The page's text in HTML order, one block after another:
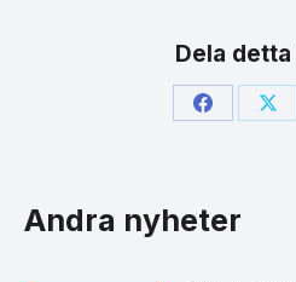
Dela
Share
Andra nyheter